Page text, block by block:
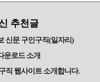
추천글
신문 구인구직(일자리)
운로드 소개
직 웹사이트 소개합니다.